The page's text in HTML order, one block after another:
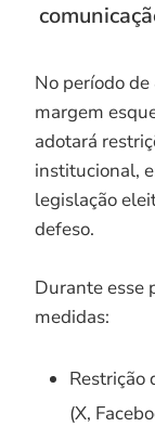
No período
margem
adotará
institucional,
legislação
defeso.
Durante esse
medidas:
Restrição
(X,